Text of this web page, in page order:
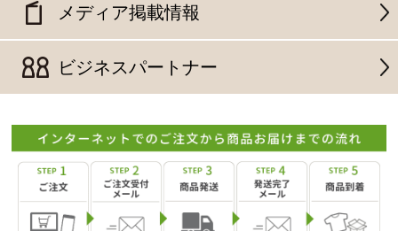
メディア掲載情報
ビジネスパートナー